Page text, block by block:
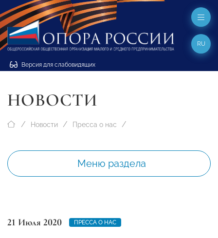
Версия для слабовидящих
RU
НОВОСТИ
Новости Пресса о нас
Меню раздела
21 Июля 2020 ПРЕССА О НАС